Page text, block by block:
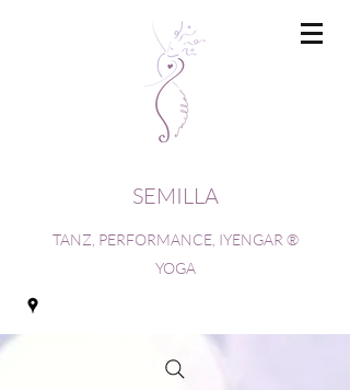
SEMILLA
TANZ, PERFORMANCE, IYENGAR ®
YOGA